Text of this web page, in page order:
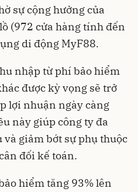
sự cộng hưởng của
(972 cửa hàng tính đến
di động MyF88.
nhập từ phí bảo hiểm
được kỳ vọng sẽ trở
lợi nhuận ngày càng
này giúp công ty đa
và giảm bớt sự phụ thuộc
đối kế toán.
hiểm tăng 93% lên